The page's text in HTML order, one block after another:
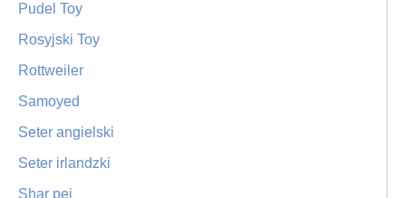
Pudel Toy
Rosyjski Toy
Rottweiler
Samoyed
Seter angielski
Seter irlandzki
Shar pei